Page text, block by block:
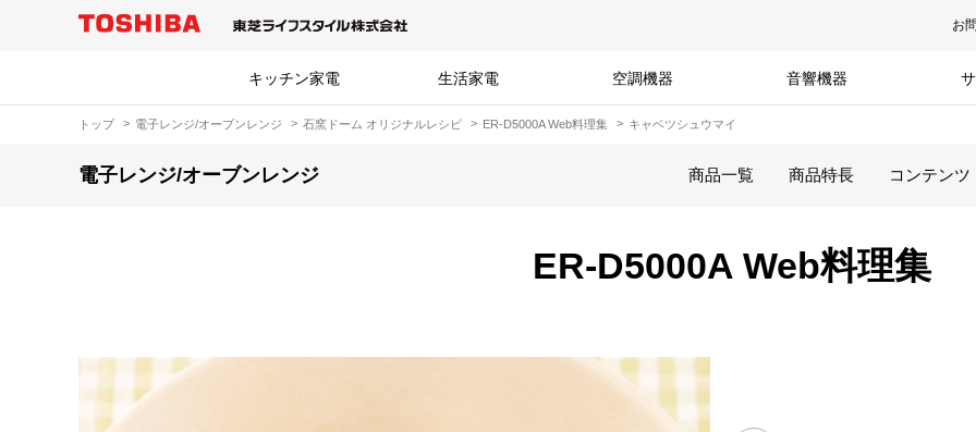
お
キッチン家電 生活家電 空調機器 音響機器
トップ 電子レンジ/オーブンレンジ 石窯ドーム オリジナルレシピ ER-D5000A Web料理集 キャベツシュウマイ
電子レンジ/オーブンレンジ 商品一覧 商品特長 コンテンツ
ER-D5000A Web料理集